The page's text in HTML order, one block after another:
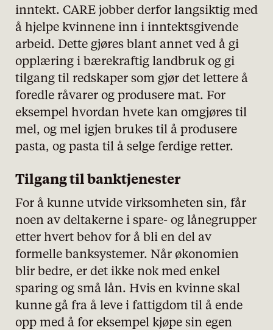
personvernserklæring/cookie policy
Nødvendige
Statistiske
Markedsføring
inntekt. CARE jobber derfor langsiktig med
å hjelpe kvinnene inn i inntektsgivende
arbeid. Dette gjøres blant annet ved å gi
opplæring i bærekraftig landbruk og gi
tilgang til redskaper som gjør det lettere å
foredle råvarer og produsere mat. For
eksempel hvordan hvete kan omgjøres til
mel, og mel igjen brukes til å produsere
pasta, og pasta til å selge ferdige retter.
Tilgang til banktjenester
For å kunne utvide virksomheten sin, får
noen av deltakerne i spare- og lånegrupper
etter hvert behov for å bli en del av
formelle banksystemer. Når økonomien
blir bedre, er det ikke nok med enkel
sparing og små lån. Hvis en kvinne skal
kunne gå fra å leve i fattigdom til å ende
opp med å for eksempel kjøpe sin egen